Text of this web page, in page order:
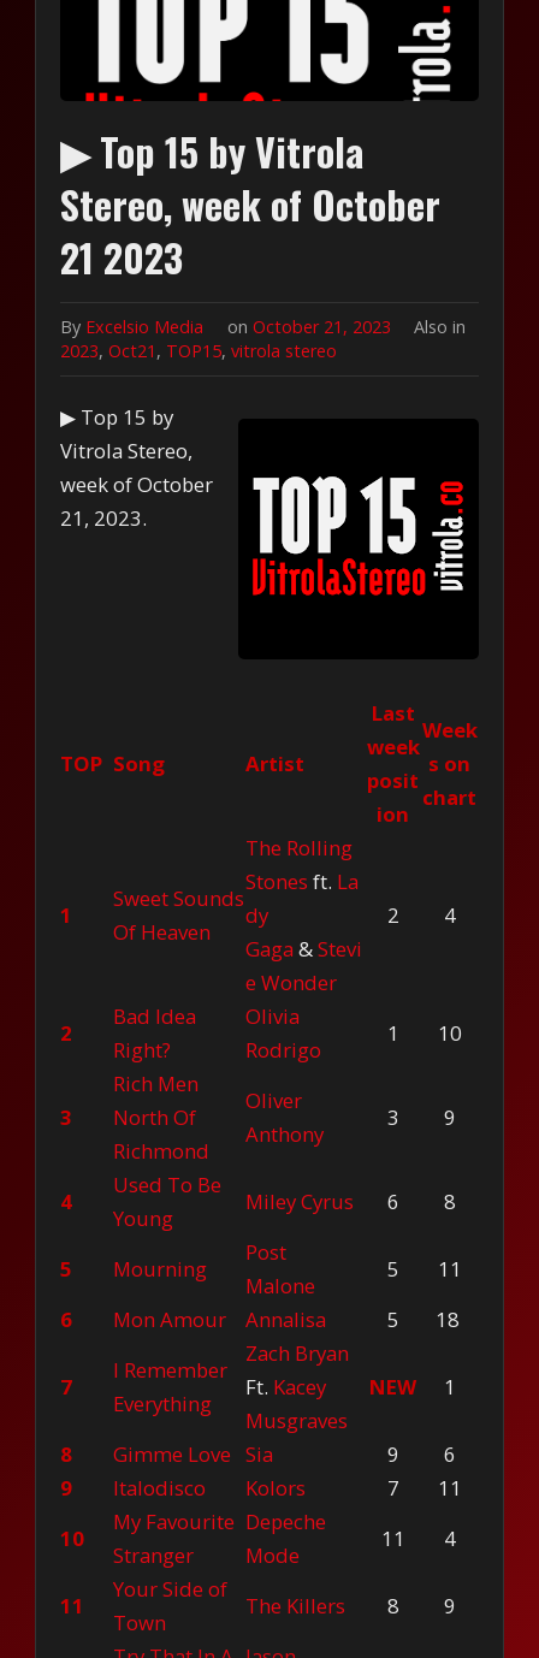
▶ Top 15 by Vitrola
Stereo, week of October
21 2023
By Excelsio Media on October 21, 2023
Also in
2023,Oct21 , TOP15,vitrola stereo
▶ Top 15 by
Vitrola Stereo,
week of October
21, 2023.
TOP Song Artist
Last
week
posit
ion
Week
s on
chart
1
Sweet Sounds
Of Heaven
The Rolling
Stones ft. La
dy
Gaga &Stevi
e Wonder
2 4
2
Bad Idea
Right?
Olivia
Rodrigo
1 10
3
Rich Men
North Of
Richmond
Oliver
Anthony
3 9
4
Used To Be
Young
Miley Cyrus 6 8
5 Mourning
Post
Malone
5
11
6
Mon Amour Annalisa 5 18
7
I Remember
Everything
Zach Bryan
Ft. Kacey
Musgraves
NEW 1
8 Gimme Love Sia 9
6
9
Italodisco Kolors 7
11
10
My Favourite
Stranger
Depeche
Mode
11 4
11
Your Side of
Town
The Killers 8
9